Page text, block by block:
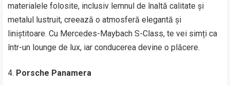
materialele folosite, inclusiv lemnul de înaltă calitate și
metalul lustruit, creează o atmosferă elegantă și
liniștitoare. Cu Mercedes-Maybach S-Class, te vei simți ca
într-un lounge de lux, iar conducerea devine o plăcere.
Porsche Panamera